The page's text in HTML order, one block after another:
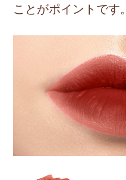
ことがポイントです。